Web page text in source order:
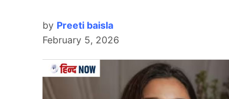
धनतेरस 2025 में 18 अक्टूबर कोत्यौहार
by Preeti baisla
February 5, 2026